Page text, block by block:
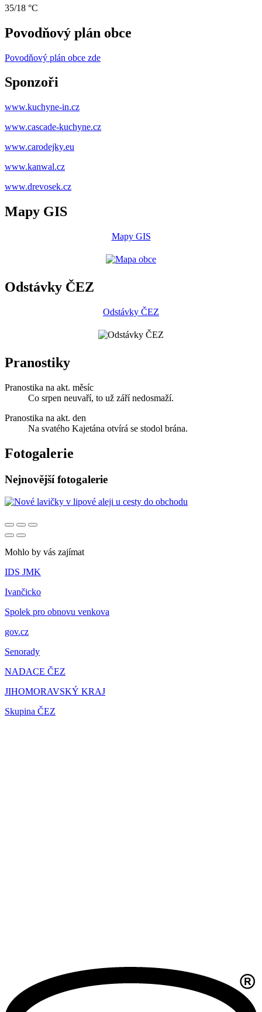
35/18 °C
Povodňový plán obce
Povodňový plán obce zde
Sponzoři
www.kuchyne-in.cz
www.cascade-kuchyne.cz
www.carodejky.eu
www.kanwal.cz
www.drevosek.cz
Mapy GIS
Mapy GIS
Odstávky ČEZ
Odstávky ČEZ
Pranostiky
Pranostika na akt. měsíc
Co srpen neuvaří, to už září nedosmaží.
Pranostika na akt. den
Na svatého Kajetána otvírá se stodol brána.
Fotogalerie
Nejnovější fotogalerie
Mohlo by vás zajímat
IDS JMK
Ivančicko
Spolek pro obnovu venkova
gov.cz
Senorady
NADACE ČEZ
JIHOMORAVSKÝ KRAJ
Skupina ČEZ